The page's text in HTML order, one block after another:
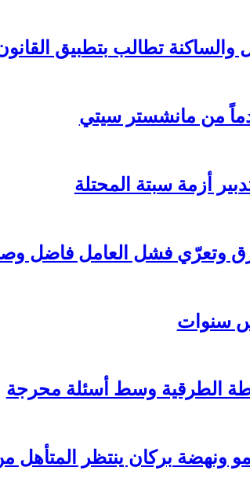
والساكنة تطالب بتطبيق
من مانشستر سيتي
أزمة سبتة المحتلة
وتعرّي فشل العامل فاضل
سنوات
الطرقية وسط أسئلة محرجة
ونهضة بركان ينتظر المتأهل